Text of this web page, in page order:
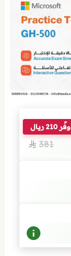
وفّر 210 ريال
381